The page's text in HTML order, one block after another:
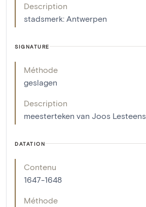
Description
stadsmerk: Antwerpen
SIGNATURE
Méthode
geslagen
Description
meesterteken van Joos Lesteens
DATATION
Contenu
1647-1648
Méthode